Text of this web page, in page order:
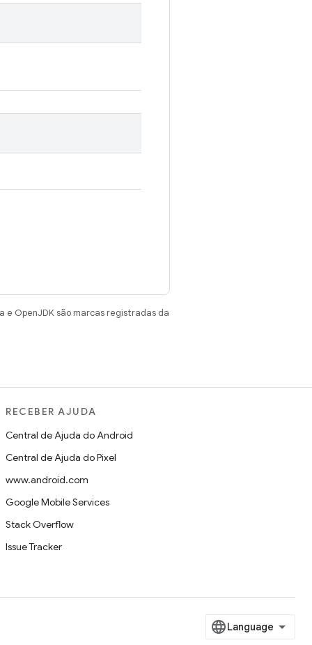
e OpenJDK são marcas registradas da
RECEBER AJUDA
Central de Ajuda do Android
Central de Ajuda do Pixel
www.android.com
Google Mobile Services
Stack Overflow
Issue Tracker